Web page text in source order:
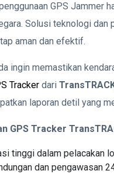
GPS Jammer
Solusi teknologi dan
aman dan efektif.
ingin memastikan
Tracker dari
laporan detil yang
GPS Tracker
tinggi dalam pelacakan
dan pengawasan